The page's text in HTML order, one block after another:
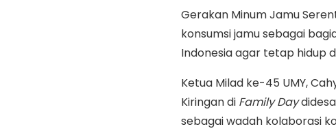
Gerakan Minum Jamu
konsumsi jamu sebagai
Indonesia agar tetap hidup
Ketua Milad ke-45 UMY,
Kiringan di Family Day
sebagai wadah kolaborasi